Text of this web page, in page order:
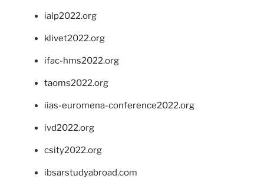
ialp2022.org
klivet2022.org
ifac-hms2022.org
taoms2022.org
iias-euromena-conference2022.org
ivd2022.org
csity2022.org
ibsarstudyabroad.com